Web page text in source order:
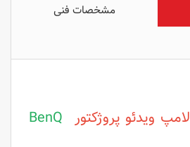
مشخصات فنی
لامپ ویدئو پروژکتور BenQ